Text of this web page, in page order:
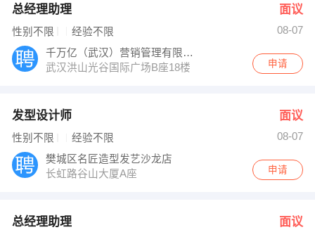
总经理助理 面议
性别不限 经验不限
08-07
千万亿（武汉）营销管理有限公司
武汉洪山光谷国际广场B座18楼
申请
发型设计师 面议
性别不限 经验不限
08-07
樊城区名匠造型发艺沙龙店
长虹路谷山大厦A座
申请
总经理助理 面议